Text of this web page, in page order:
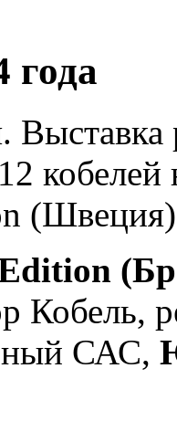
года
(Швеция)
САС,